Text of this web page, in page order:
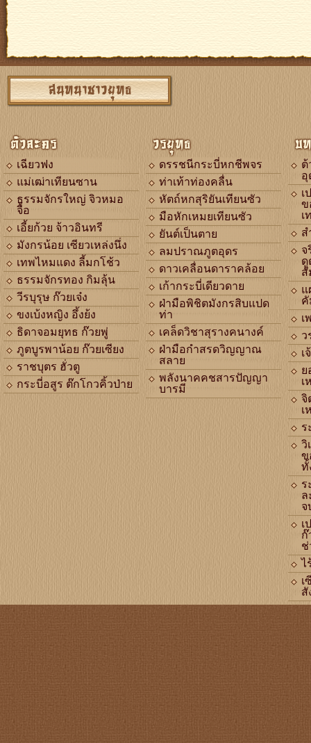
สนทนาชาวยุทธ
ตัวละคร
เฉียวฟง
แม่เฒ่าเทียนซาน
ธรรมจักรใหญ่ จิวหมอ
จื้อ
เอี้ยก้วย จ้าวอินทรี
มังกรน้อย เซียวเหล่งนึ่ง
เทพไหมแดง ลี้มกโช้ว
ธรรมจักรทอง กิมลุ้น
วีรบุรุษ ก๊วยเจ๋ง
ขงเบ้งหญิง อึ้งย้ง
ธิดาจอมยุทธ ก๊วยพู่
ภูตบูรพาน้อย ก๊วยเซียง
ราชบุตร ฮั่วตู
กระบี่อสูร ต๊กโกวคิ้วป่าย
วรยุทธ
ดรรชนีกระบี่หกชีพจร
ท่าเท้าท่องคลื่น
หัตถ์หกสุริยันเทียนซัว
มือหักเหมยเทียนซัว
ยันต์เป็นตาย
ลมปราณภูตอุดร
ดาวเคลื่อนดาราคล้อย
เก้ากระบี่เดียวดาย
ฝ่ามือพิชิตมังกรสิบแปด
ท่า
เคล็ดวิชาสุรางคนางค์
ฝ่ามือกำสรดวิญญาณ
สลาย
พลังนาคคชสารปัญญา
บารมี
บ
ต้
อุ
เ
ข
เ
ส
จ
ดู
สั
แ
คั
เ
ว
เ
ย
เ
จิ
เ
ร
วิ
ข
ทั้
ร
ล
จ
เ
ก๊
ช่
ไ
เ
สั